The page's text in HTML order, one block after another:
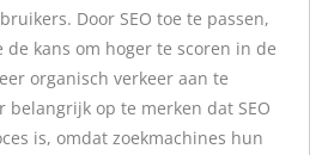
Door SEO toe te passen,
kans om hoger te scoren in de
organisch verkeer aan te
belangrijk op te merken dat SEO
is, omdat zoekmachines hun